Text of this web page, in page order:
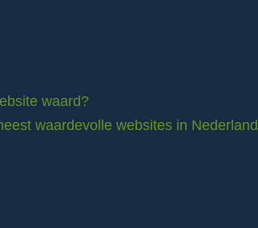
waard?
waardevolle websites in Nederland